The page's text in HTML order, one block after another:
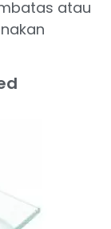
atau